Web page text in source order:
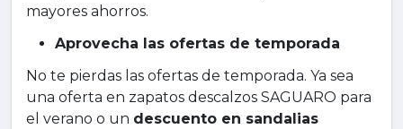
mayores ahorros.
Aprovecha las ofertas de temporada
No te pierdas las ofertas de temporada. Ya sea
una oferta en zapatos descalzos SAGUARO para
el verano o un descuento en sandalias